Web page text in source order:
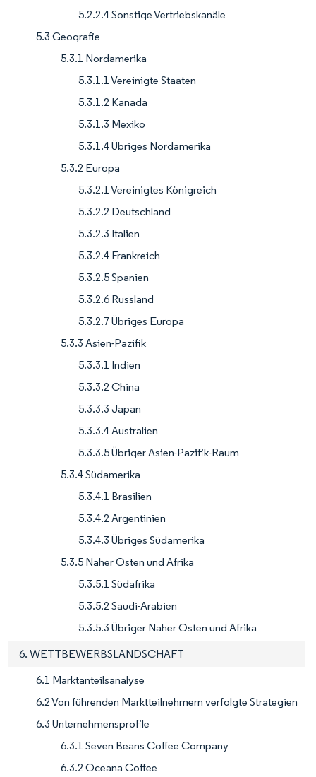
5.2.2.4 Sonstige Vertriebskanäle
5.3 Geografie
5.3.1 Nordamerika
5.3.1.1 Vereinigte Staaten
5.3.1.2 Kanada
5.3.1.3 Mexiko
5.3.1.4 Übriges Nordamerika
5.3.2 Europa
5.3.2.1 Vereinigtes Königreich
5.3.2.2 Deutschland
5.3.2.3 Italien
5.3.2.4 Frankreich
5.3.2.5 Spanien
5.3.2.6 Russland
5.3.2.7 Übriges Europa
5.3.3 Asien-Pazifik
5.3.3.1 Indien
5.3.3.2 China
5.3.3.3 Japan
5.3.3.4 Australien
5.3.3.5 Übriger Asien-Pazifik-Raum
5.3.4 Südamerika
5.3.4.1 Brasilien
5.3.4.2 Argentinien
5.3.4.3 Übriges Südamerika
5.3.5 Naher Osten und Afrika
5.3.5.1 Südafrika
5.3.5.2 Saudi-Arabien
5.3.5.3 Übriger Naher Osten und Afrika
6. WETTBEWERBSLANDSCHAFT
6.1 Marktanteilsanalyse
6.2 Von führenden Marktteilnehmern verfolgte Strategien
6.3 Unternehmensprofile
6.3.1 Seven Beans Coffee Company
6.3.2 Oceana Coffee